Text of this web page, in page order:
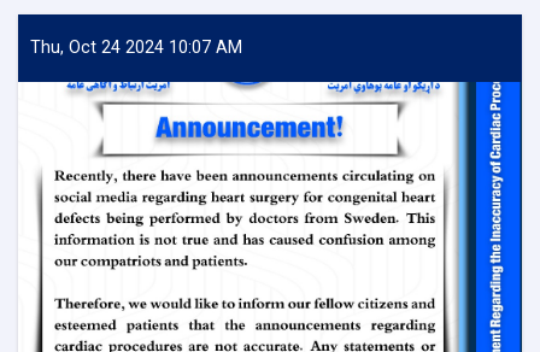
Thu, Oct 24 2024 10:07 AM